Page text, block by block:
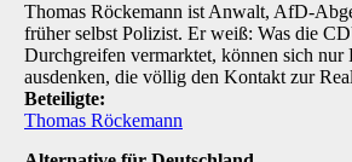
Thomas Röckemann ist Anwalt, AfD-
früher selbst Polizist. Er weiß: Was die
Durchgreifen vermarktet, können sich nur
ausdenken, die völlig den Kontakt zur
Beteiligte:
Thomas Röckemann